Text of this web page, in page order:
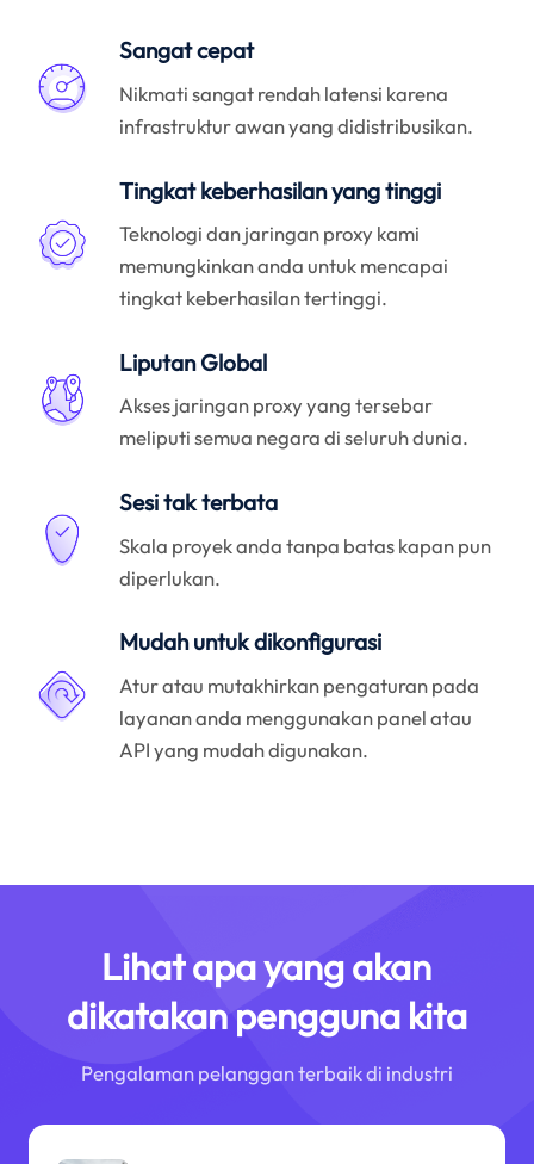
Sangat cepat
Nikmati sangat rendah latensi karena
infrastruktur awan yang didistribusikan.
Tingkat keberhasilan yang tinggi
Teknologi dan jaringan proxy kami
memungkinkan anda untuk mencapai
tingkat keberhasilan tertinggi.
Liputan Global
Akses jaringan proxy yang tersebar
meliputi semua negara di seluruh dunia.
Sesi tak terbata
Skala proyek anda tanpa batas kapan pun
diperlukan.
Mudah untuk dikonfigurasi
Atur atau mutakhirkan pengaturan pada
layanan anda menggunakan panel atau
API yang mudah digunakan.
Lihat apa yang akan
dikatakan pengguna kita
Pengalaman pelanggan terbaik di industri